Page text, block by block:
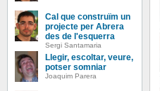
Cal que construïm un
projecte per Abrera
des de l'esquerra
Sergi Santamaria
Llegir, escoltar, veure,
potser somniar
Joaquim Parera